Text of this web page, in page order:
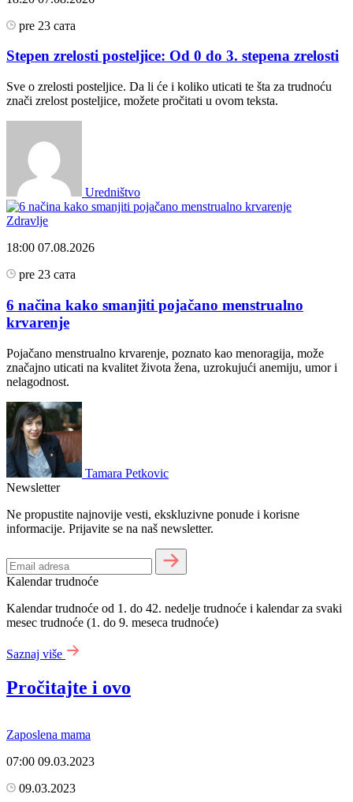
pre 23 сата
Stepen zrelosti posteljice: Od 0 do 3. stepena zrelosti
Sve o zrelosti posteljice. Da li će i koliko uticati te šta za trudnoću
znači zrelost posteljice, možete pročitati u ovom teksta.
Uredništvo
Zdravlje
18:00 07.08.2026
pre 23 сата
6 načina kako smanjiti pojačano menstrualno
krvarenje
Pojačano menstrualno krvarenje, poznato kao menoragija, može
značajno uticati na kvalitet života žena, uzrokujući anemiju, umor i
nelagodnost.
Tamara Petkovic
Newsletter
Ne propustite najnovije vesti, ekskluzivne ponude i korisne
informacije. Prijavite se na naš newsletter.
Kalendar trudnoće
Kalendar trudnoće od 1. do 42. nedelje trudnoće i kalendar za svaki
mesec trudnoće (1. do 9. meseca trudnoće)
Saznaj više
Pročitajte i ovo
Zaposlena mama
07:00 09.03.2023
09.03.2023